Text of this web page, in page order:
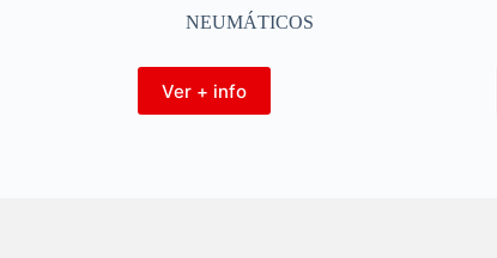
NEUMÁTICOS
Ver + info